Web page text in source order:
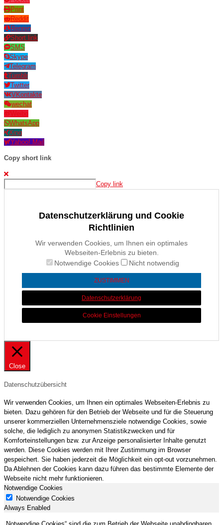
Print
Reddit
Renren
Short link
SMS
Skype
Telegram
Tumblr
Twitter
VKontakte
wechat
Weibo
WhatsApp
Xing
Yahoo! Mail
Copy short link
Copy link
Datenschutzerklärung und Cookie
Richtlinien
Wir verwenden Cookies, um Ihnen ein optimales
Webseiten-Erlebnis zu bieten.
Notwendige Cookies
Nicht notwendig
ZUSTIMMEN
Datenschutzerklärung
Cookie Einstellungen
Close
Datenschutzübersicht
Wir verwenden Cookies, um Ihnen ein optimales Webseiten-Erlebnis zu
bieten. Dazu gehören für den Betrieb der Webseite und für die Steuerung
unserer kommerziellen Unternehmensziele notwendige Cookies, sowie
solche, die lediglich zu anonymen Statistikzwecken und für
Komforteinstellungen bzw. zur Anzeige personalisierter Inhalte genutzt
werden. Diese Cookies werden mit Ihrer Zustimmung im Browser
gespeichert. Sie haben jederzeit die Möglichkeit ein opt-out vorzunehmen.
Da Ablehnen der Cookies kann dazu führen das bestimmte Elemente der
Webseite nicht mehr funktionieren.
Notwendige Cookies
Notwendige Cookies
Always Enabled